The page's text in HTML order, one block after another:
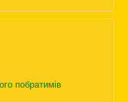
побратимів